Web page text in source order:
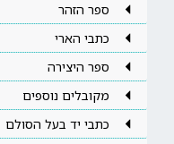
ספר הזהר
כתבי הארי
ספר היצירה
מקובלים נוספים
כתבי יד בעל הסולם